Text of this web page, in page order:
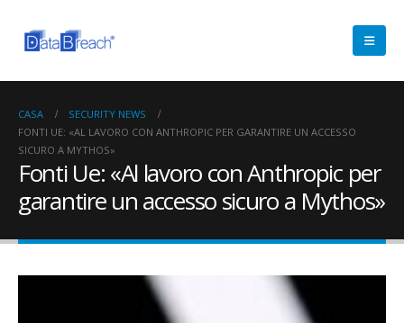
CASA
SECURITY NEWS
FONTI UE: «AL LAVORO CON ANTHROPIC PER GARANTIRE UN ACCESSO
SICURO A MYTHOS»
Fonti Ue: «Al lavoro con Anthropic per
garantire un accesso sicuro a Mythos»